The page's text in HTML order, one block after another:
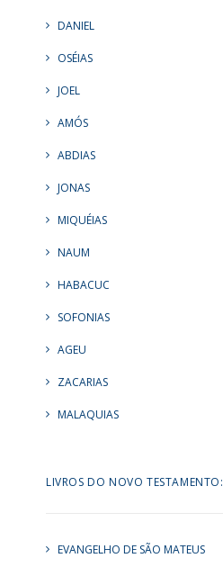
DANIEL
OSÉIAS
JOEL
AMÓS
ABDIAS
JONAS
MIQUÉIAS
NAUM
HABACUC
SOFONIAS
AGEU
ZACARIAS
MALAQUIAS
LIVROS DO NOVO TESTAMENTO:
EVANGELHO DE SÃO MATEUS